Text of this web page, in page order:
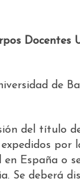
Docentes
de
del título
por
en España o
Se deberá